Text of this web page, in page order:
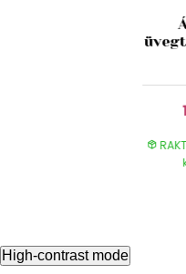
High-contrast mode